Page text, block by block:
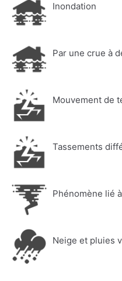
Inondation
Par une crue à
Mouvement de
Tassements
Phénomène lié
Neige et pluies